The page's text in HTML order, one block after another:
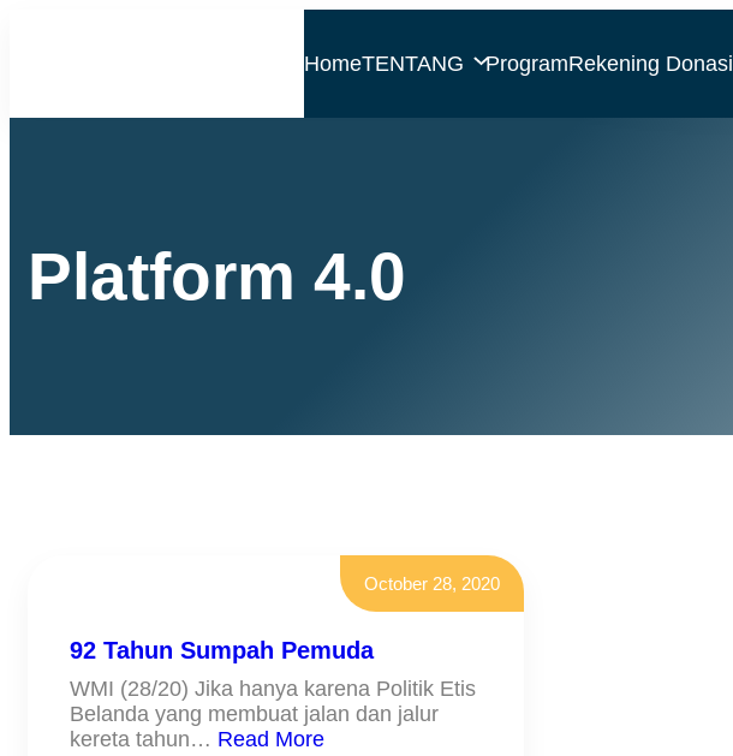
HomeTENTANG ProgramRekening Donasi
Platform 4.0
October 28, 2020
92 Tahun Sumpah Pemuda
WMI (28/20) Jika hanya karena Politik Etis
Belanda yang membuat jalan dan jalur
kereta tahun… Read More